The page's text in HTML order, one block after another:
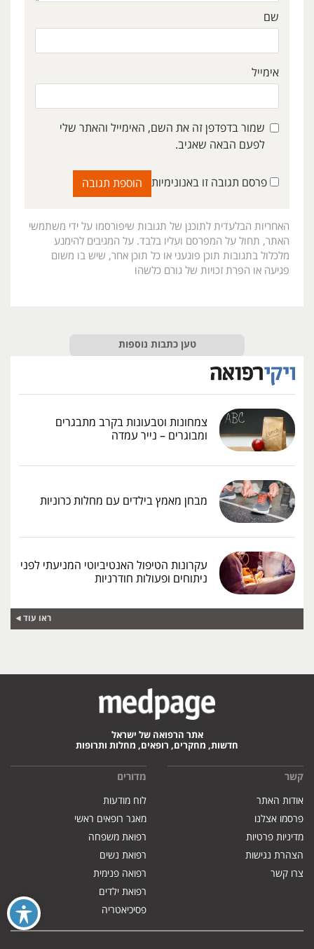
שם
אימייל
שמור בדפדפן זה את השם, האימייל והאתר שלי
לפעם הבאה שאגיב.
פרסם תגובה זו באנונימיות
האחריות הבלעדית לתוכנן של תגובות שיפורסמו על ידי משתמשי
האתר, תחול על המפרסם ועליו בלבד. על המגיבים להימנע
מלכלול בתגובות תוכן פוגעני או כל תוכן אחר, שיש בו משום
פגיעה או הפרת זכויות של גורם כלשהו
טען כתבות נוספות
צמחונות וטבעונות בקרב מתבגרים
ומבוגרים – נייר עמדה
מבחן מאמץ בילדים עם מחלות כרוניות
עקרונות הטיפול האנטיביוטי המניעתי לפני
ניתוחים ופעולות חודרניות
ראו עוד
אתר הרפואה של ישראל
חדשות, מחקרים, רופאים, מחלות ותרופות
קשר
אודות האתר
פרסמו אצלנו
מדיניות פרטיות
הצהרת נגישות
צרו קשר
מדורים
לוח מודעות
מאגר רופאים ראשי
רפואת משפחה
רפואת נשים
רפואה פנימית
רפואת ילדים
פסיכיאטריה